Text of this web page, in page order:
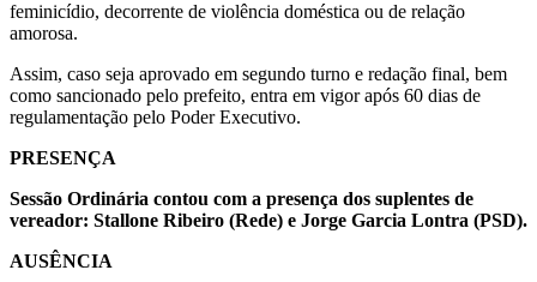
feminicídio, decorrente de violência doméstica ou de relação
amorosa.
Assim, caso seja aprovado em segundo turno e redação final, bem
como sancionado pelo prefeito, entra em vigor após 60 dias de
regulamentação pelo Poder Executivo.
PRESENÇA
Sessão Ordinária contou com a presença dos suplentes de
vereador: Stallone Ribeiro (Rede) e Jorge Garcia Lontra (PSD).
AUSÊNCIA